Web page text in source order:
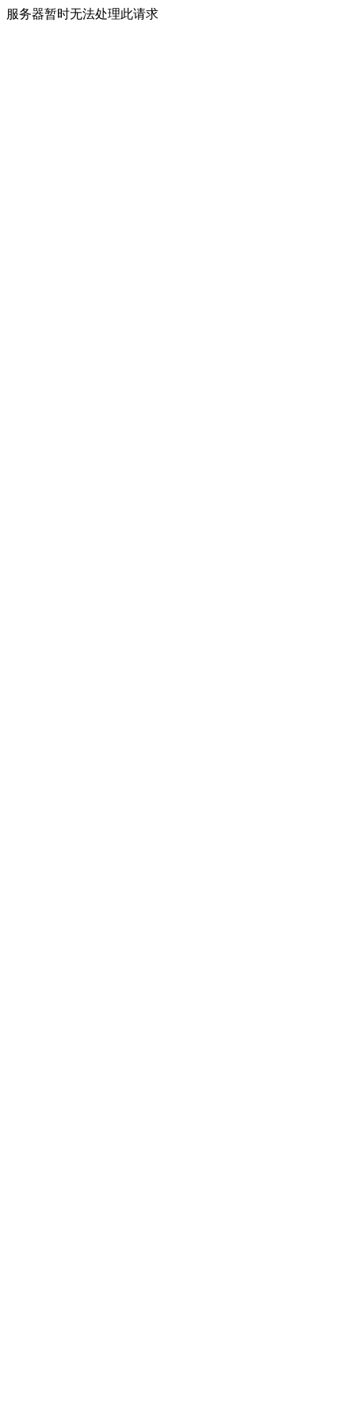
服务器暂时无法处理此请求